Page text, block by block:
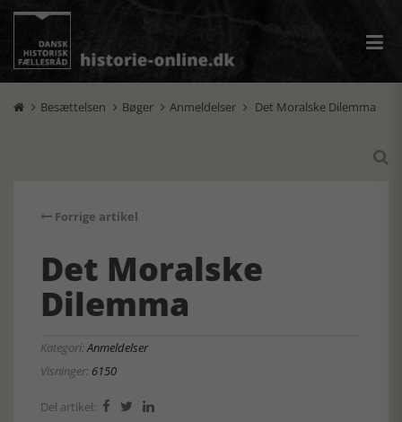
 Besættelsen  Bøger  Anmeldelser  Det Moralske Dilemma

Forrige artikel
Det Moralske
Dilemma
Kategori:Anmeldelser
Visninger: 6150
Del artikel:   